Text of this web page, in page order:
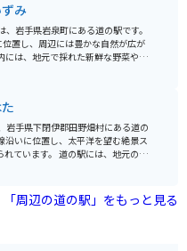
った「生うに丼」です。 バイク
には広い駐車場が完備されている
、三陸海岸沿いをツーリングする際
ても最適です。周辺には、浄土ヶ浜
く点在しています。 道の駅 み
み
、岩手県岩泉町にある道の駅です。
置し、周辺には豊かな自然が広が
、岩泉町の特産品を販売するお土
れる際は、道の
に、周辺の観光スポットを巡ってみ
。国道455号線は、三陸海岸沿いを
としても知られており、ツーリン
には、バイクスタンドや休憩スペ
定されている「宇霊羅山」など、見
岩手県下閉伊郡田野畑村にある道の
沿いに位置し、太平洋を望む絶景ス
の駅には、地元の新
売する直売所や、田野畑村の特産
ーナーがあります。また、レストラ
材をふんだんに使った料理を楽しむ
「周辺の道の駅」をもっと見る